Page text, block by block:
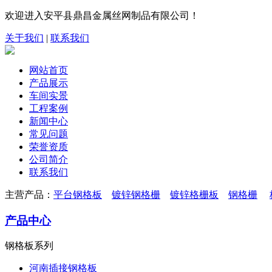
欢迎进入安平县鼎昌金属丝网制品有限公司！
关于我们 | 联系我们
网站首页
产品展示
车间实景
工程案例
新闻中心
常见问题
荣誉资质
公司简介
联系我们
主营产品： 平台钢格板 镀锌钢格栅 镀锌格栅板 钢格栅
产品中心
钢格板系列
河南插接钢格板